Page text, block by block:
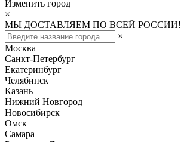
Изменить город
×
МЫ ДОСТАВЛЯЕМ ПО ВСЕЙ РОССИИ!
×
Москва
Санкт-Петербург
Екатеринбург
Челябинск
Казань
Нижний Новгород
Новосибирск
Омск
Самара